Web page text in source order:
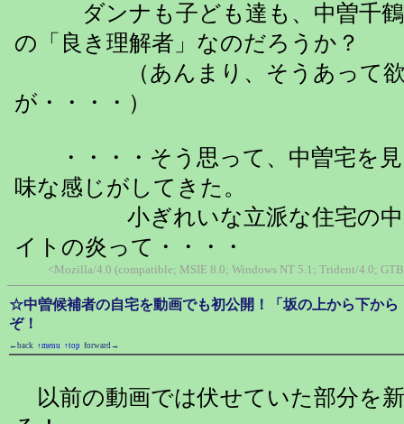
ダンナも子ども達も、中曽千鶴
の「良き理解者」なのだろうか？
（あんまり、そうあって欲
が・・・・）
・・・・そう思って、中曽宅を見
味な感じがしてきた。
小ぎれいな立派な住宅の中で
イトの炎って・・・・
<Mozilla/4.0 (compatible; MSIE 8.0; Windows NT 5.1; Trident/4.0;
☆中曽候補者の自宅を動画でも初公開！「坂の上から下から
ぞ！
←back ↑menu ↑top forward→
以前の動画では伏せていた部分を